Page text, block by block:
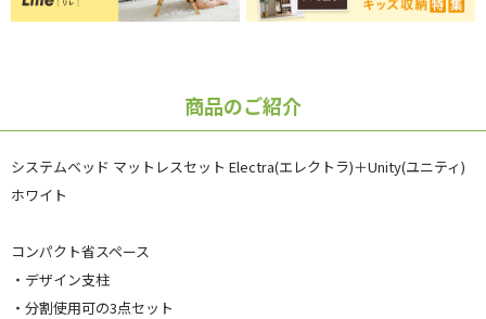
商品のご紹介
システムベッド マットレスセット Electra(エレクトラ)＋Unity(ユニティ)
ホワイト
コンパクト省スペース
・デザイン支柱
・分割使用可の3点セット